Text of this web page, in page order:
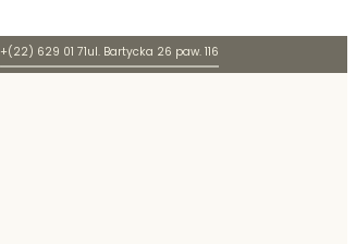
+(22) 629 01 71ul. Bartycka 26 paw. 116